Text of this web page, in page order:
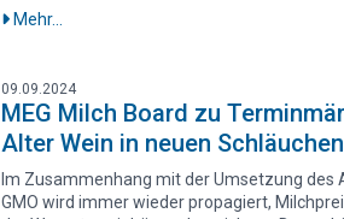
46,52 Cent gestiegen. Der leichte
gleichen Zeitraum jedoch deutlich stärker um
durchschnittlich 1,50 Cent je Kilogramm
46,29 Cent gestiegen ist, hat sich das
Preis-Kosten-Verhältnis von 0,99 wurde im
nahezu eine Deckung der Produktionskosten
Mehr...
09.09.2024
MEG Milch Board zu
Alter Wein in neuen Schläuchen
Im Zusammenhang mit der Umsetzung des
GMO wird immer wieder propagiert,